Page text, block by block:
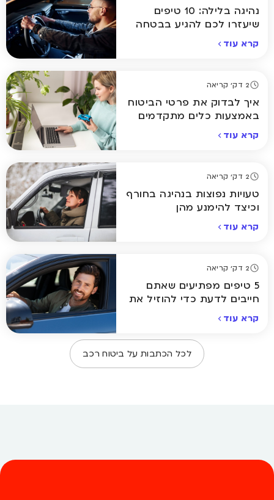
נהיגה בלילה: 10 טיפים
שיעזרו לכם להגיע בבטחה
קרא עוד
2 דק' קריאה
איך לבדוק את פרטי הביטוח
באמצעות כלים מתקדמים
קרא עוד
2 דק' קריאה
טעויות נפוצות בנהיגה בחורף
וכיצד להימנע מהן
קרא עוד
2 דק' קריאה
5 טיפים מפתיעים שאתם
חייבים לדעת כדי להוזיל את
קרא עוד
לכל הכתבות על ביטוח רכב